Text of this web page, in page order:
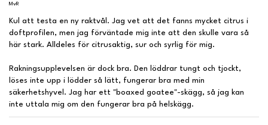
MvR
Kul att testa en ny raktvål. Jag vet att det fanns mycket citrus i
doftprofilen, men jag förväntade mig inte att den skulle vara så
här stark. Alldeles för citrusaktig, sur och syrlig för mig.
Rakningsupplevelsen är dock bra. Den löddrar tungt och tjockt,
löses inte upp i lödder så lätt, fungerar bra med min
säkerhetshyvel. Jag har ett "boaxed goatee"-skägg, så jag kan
inte uttala mig om den fungerar bra på helskägg.